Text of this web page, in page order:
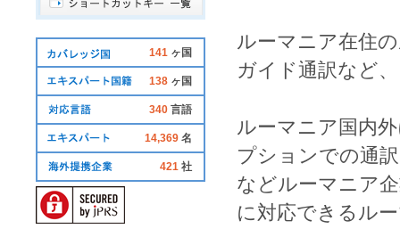
ルーマニア在住の
ガイド通訳など
ルーマニア 国内
プションでの通訳
などルーマニア
に対応できる ル
141 ヶ国
138 ヶ国
340 言語
14,369 名
421 社